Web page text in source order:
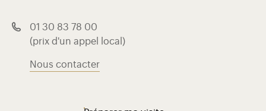
01 30 83 78 00
(prix d'un appel local)
Nous contacter